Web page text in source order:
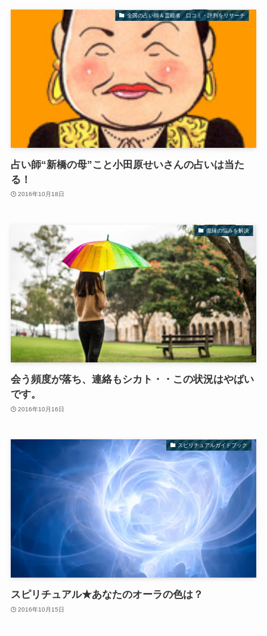
全国の占い師＆霊能者 口コミ・評判をリサーチ
占い師“新橋の母”こと小田原せいさんの占いは当た
る！
2016年10月18日
復縁の悩みを解決
会う頻度が落ち、連絡もシカト・・この状況はやばい
です。
2016年10月16日
スピリチュアルガイドブック
スピリチュアル★あなたのオーラの色は？
2016年10月15日